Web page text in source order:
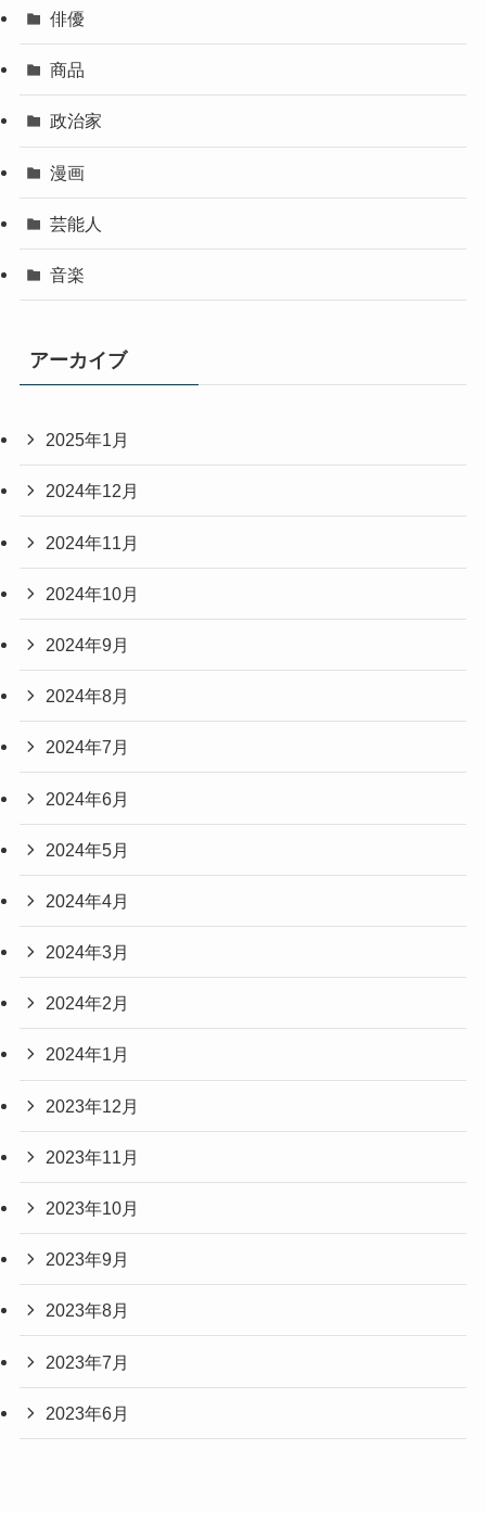
俳優
商品
政治家
漫画
芸能人
音楽
アーカイブ
2025年1月
2024年12月
2024年11月
2024年10月
2024年9月
2024年8月
2024年7月
2024年6月
2024年5月
2024年4月
2024年3月
2024年2月
2024年1月
2023年12月
2023年11月
2023年10月
2023年9月
2023年8月
2023年7月
2023年6月